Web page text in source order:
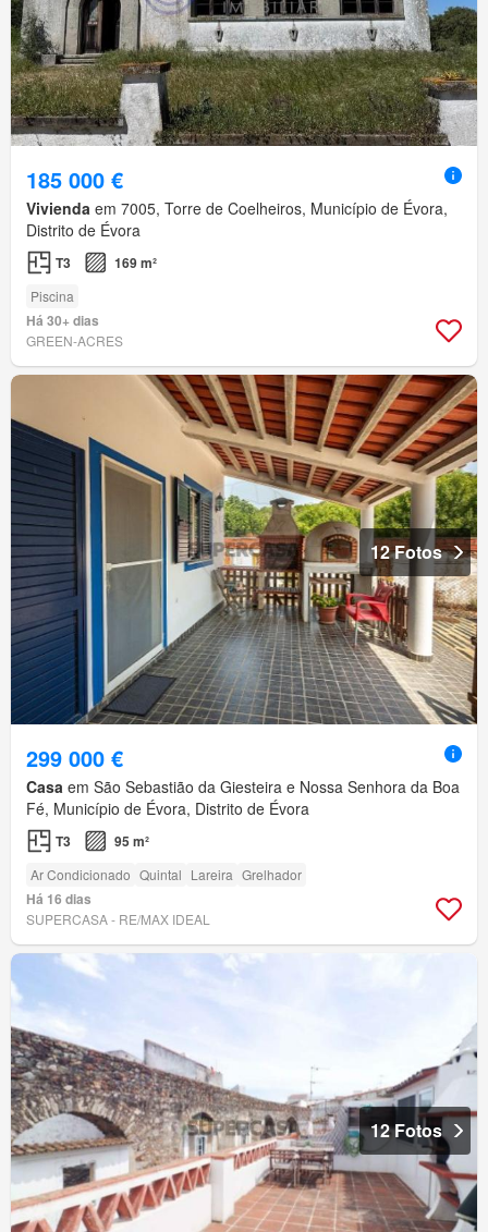
185 000 €
Vivienda em 7005, Torre de Coelheiros, Município de Évora,
Distrito de Évora
T3 169 m²
Piscina
Há 30+ dias
GREEN-ACRES
12 Fotos
299 000 €
Casa em São Sebastião da Giesteira e Nossa Senhora da Boa
Fé, Município de Évora, Distrito de Évora
T3 95 m²
Ar Condicionado Quintal Lareira Grelhador
Há 16 dias
SUPERCASA - RE/MAX IDEAL
12 Fotos